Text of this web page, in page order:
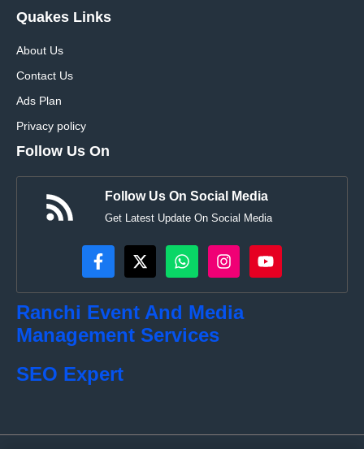
Quakes Links
About Us
Contact Us
Ads Plan
Privacy policy
Follow Us On
Follow Us On Social Media
Get Latest Update On Social Media
Ranchi Event And Media
Management Services
SEO Expert